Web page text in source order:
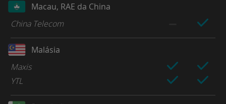
Macau, RAE da China
China Telecom
Malásia
Maxis
YTL